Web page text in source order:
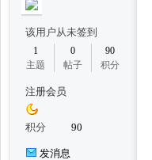
该用户从未签到
1
主题
0
帖子
90
积分
注册会员
积分 90
发消息